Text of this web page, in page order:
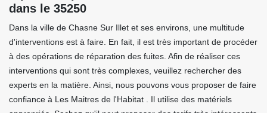
dans le 35250
Dans la ville de Chasne Sur Illet et ses environs, une multitude
d'interventions est à faire. En fait, il est très important de procéder
à des opérations de réparation des fuites. Afin de réaliser ces
interventions qui sont très complexes, veuillez rechercher des
experts en la matière. Ainsi, nous pouvons vous proposer de faire
confiance à Les Maitres de l'Habitat . Il utilise des matériels